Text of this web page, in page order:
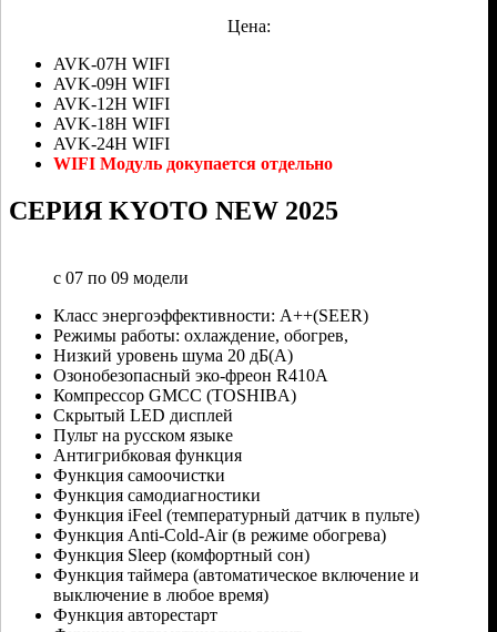
Цена:
AVK-07H WIFI
AVK-09H WIFI
AVK-12H WIFI
AVK-18H WIFI
AVK-24H WIFI
WIFI Модуль докупается отдельно
СЕРИЯ KYOTO NEW 2025
с 07 по 09 модели
Класс энергоэффективности: А++(SEER)
Режимы работы: охлаждение, обогрев,
Низкий уровень шума 20 дБ(А)
Озонобезопасный эко-фреон R410A
Компрессор GMCC (TOSHIBA)
Скрытый LED дисплей
Пульт на русском языке
Антигрибковая функция
Функция самоочистки
Функция самодиагностики
Функция iFeel (температурный датчик в пульте)
Функция Anti-Cold-Air (в режиме обогрева)
Функция Sleep (комфортный сон)
Функция таймера (автоматическое включение и
выключение в любое время)
Функция авторестарт